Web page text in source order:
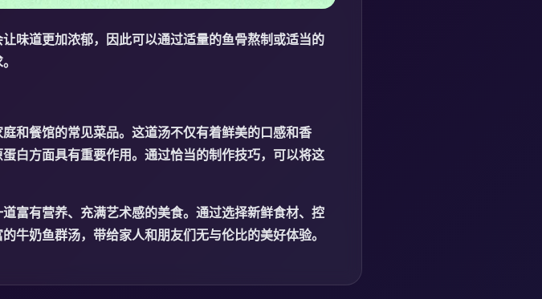
味道更加浓郁，因此可以通过适量的鱼骨熬制或适当的
和餐馆的常见菜品。这道汤不仅有着鲜美的口感和香
白方面具有重要作用。通过恰当的制作技巧，可以将这
富有营养、充满艺术感的美食。通过选择新鲜食材、控
牛奶鱼群汤，带给家人和朋友们无与伦比的美好体验。